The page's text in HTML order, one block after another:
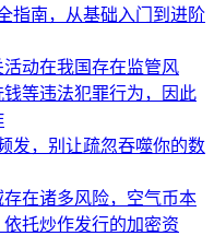
指南，从基础入门到进阶
动在我国存在监管风
等违法犯罪行为，因此
发，别让疏忽吞噬你的数
在诸多风险，空气币本
托炒作发行的加密资